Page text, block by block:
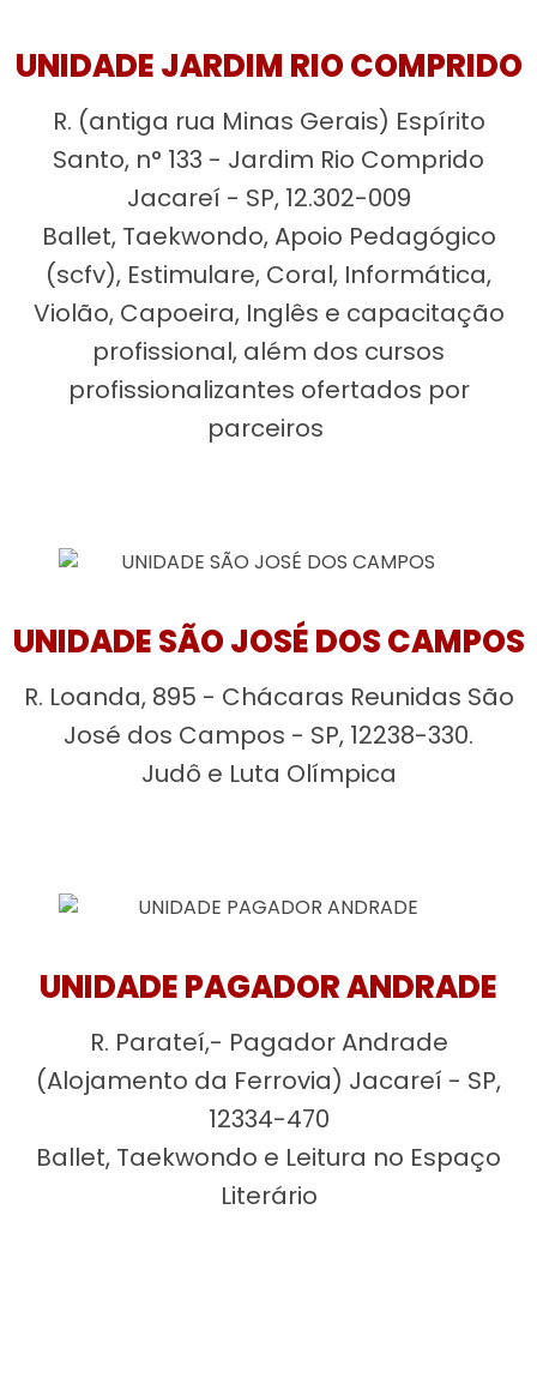
UNIDADE JARDIM RIO COMPRIDO
R. (antiga rua Minas Gerais) Espírito
Santo, n° 133 - Jardim Rio Comprido
Jacareí - SP, 12.302-009
Ballet, Taekwondo, Apoio Pedagógico
(scfv), Estimulare, Coral, Informática,
Violão, Capoeira, Inglês e capacitação
profissional, além dos cursos
profissionalizantes ofertados por
parceiros
UNIDADE SÃO JOSÉ DOS CAMPOS
R. Loanda, 895 - Chácaras Reunidas São
José dos Campos - SP, 12238-330.
Judô e Luta Olímpica
UNIDADE PAGADOR ANDRADE
R. Parateí,- Pagador Andrade
(Alojamento da Ferrovia) Jacareí - SP,
12334-470
Ballet, Taekwondo e Leitura no Espaço
Literário